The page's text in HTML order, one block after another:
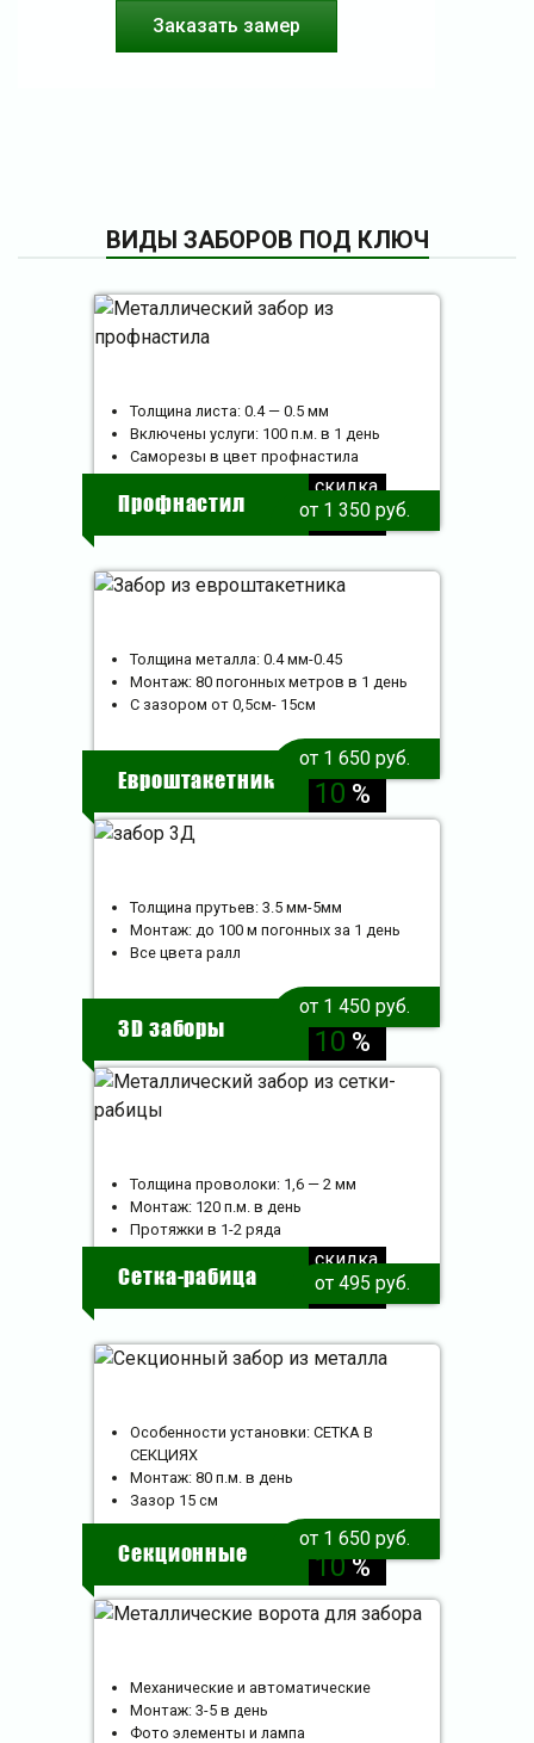
ВИДЫ ЗАБОРОВ ПОД КЛЮЧ
Профнастил
скидка
10%
Толщина листа: 0.4 — 0.5 мм
Включены услуги: 100 п.м. в 1 день
Саморезы в цвет профнастила
от 1 350 руб.
Евроштакетник
скидка
10 %
Толщина металла: 0.4 мм-0.45
Монтаж: 80 погонных метров в 1 день
С зазором от 0,5см- 15см
от 1 650 руб.
3D заборы
скидка
10 %
Толщина прутьев: 3.5 мм-5мм
Монтаж: до 100 м погонных за 1 день
Все цвета ралл
от 1 450 руб.
Сетка-рабица
скидка
10%
Толщина проволоки: 1,6 — 2 мм
Монтаж: 120 п.м. в день
Протяжки в 1-2 ряда
от 495 руб.
Секционные
скидка
10%
Особенности установки: СЕТКА В
СЕКЦИЯХ
Монтаж: 80 п.м. в день
Зазор 15 см
от 1 650 руб.
Механические и автоматические
Монтаж: 3-5 в день
Фото элементы и лампа